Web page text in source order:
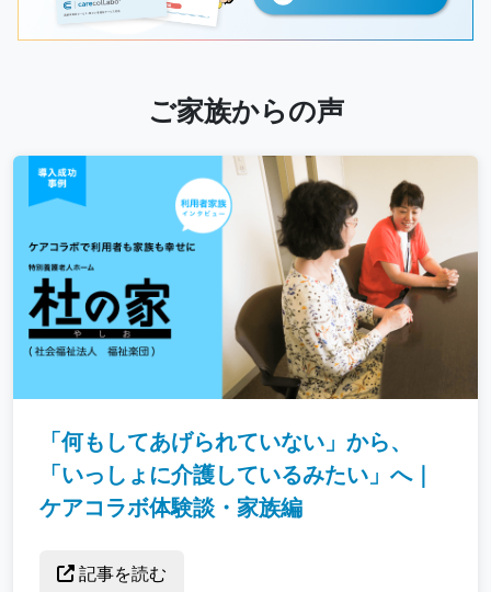
ご家族からの声
「何もしてあげられていない」から、
「いっしょに介護しているみたい」へ｜
ケアコラボ体験談・家族編
記事を読む